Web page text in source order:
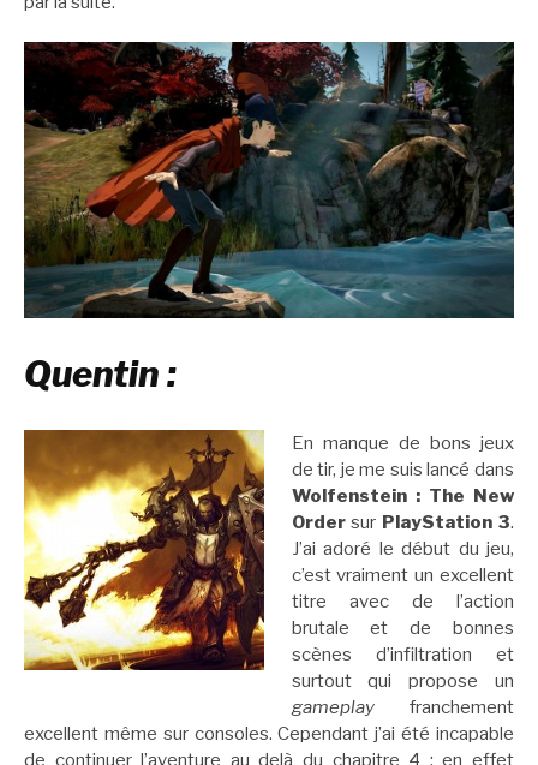
Quentin :
En manque de bons jeux
de tir, je me suis lancé dans
Wolfenstein : The New
Ordersur PlayStation 3.
J’ai adoré le début du jeu,
c’est vraiment un excellent
titre avec de l’action
brutale et de bonnes
scènes d’infiltration et
surtout qui propose un
gameplayfranchement
excellent même sur consoles. Cependant j’ai été incapable